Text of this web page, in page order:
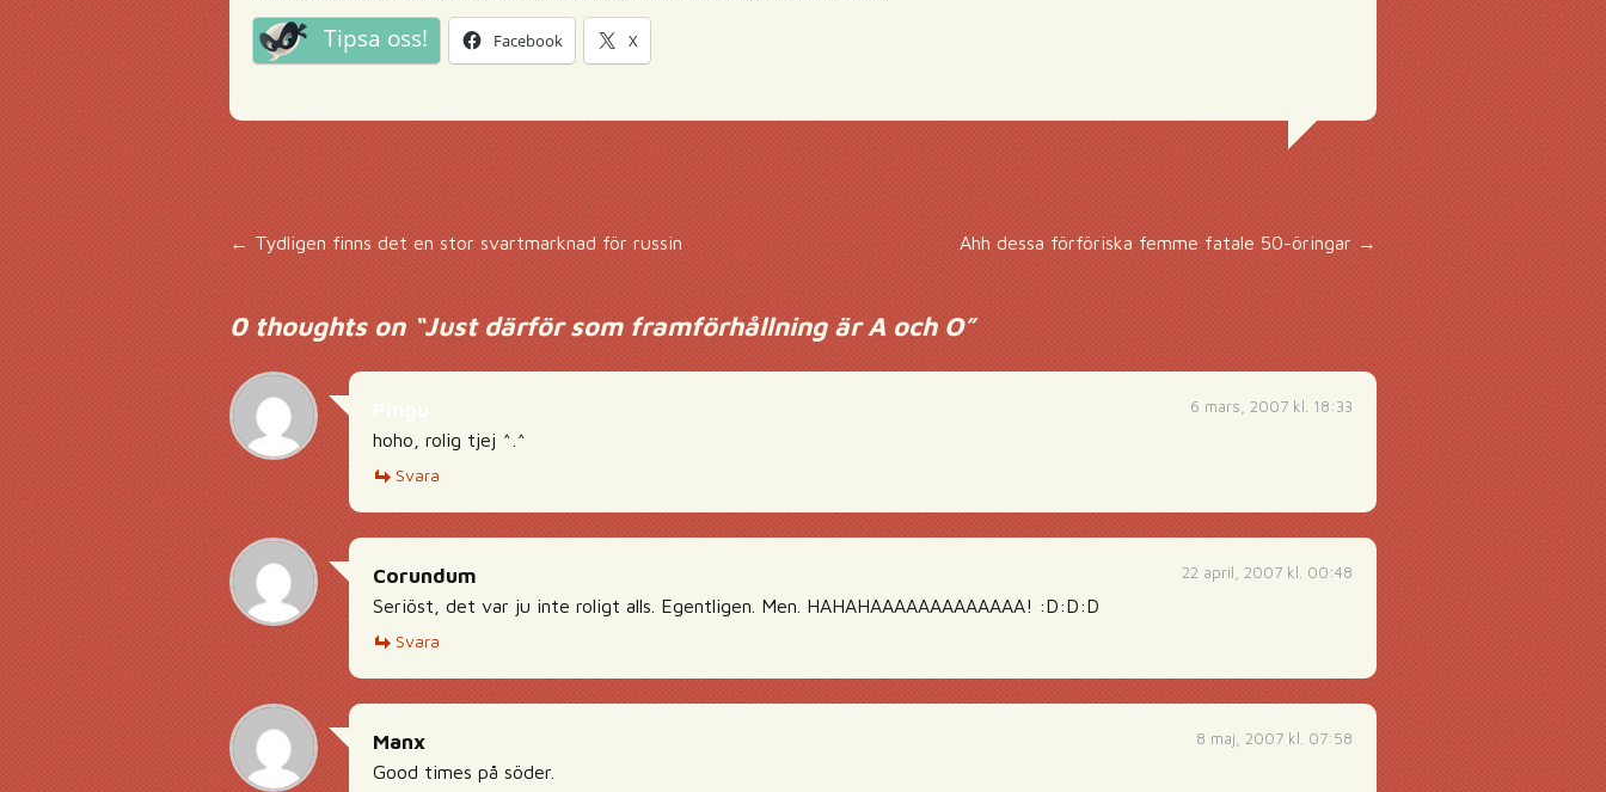
Tipsa oss! Facebook X
Inläggsnavigering
←Tydligen finns det en stor svartmarknad för russin Ahh dessa förföriska femme fatale 50-öringar→
0 thoughts on “Just därför som framförhållning är A och O”
6 mars, 2007 kl. 18:33
hoho, rolig tjej ^.^
Svara
22 april, 2007 kl. 00:48
Corundum
Seriöst, det var ju inte roligt alls. Egentligen. Men. HAHAHAAAAAAAAAAAAA! :D:D:D
Svara
8 maj, 2007 kl. 07:58
Manx
Good times på söder.